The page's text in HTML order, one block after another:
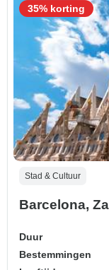
Stad & Cultuur
Barcelona,
Duur
Bestemmingen
35% korting